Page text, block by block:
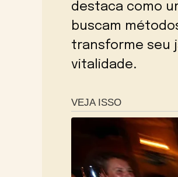
destaca como
buscam
transforme seu
vitalidade.